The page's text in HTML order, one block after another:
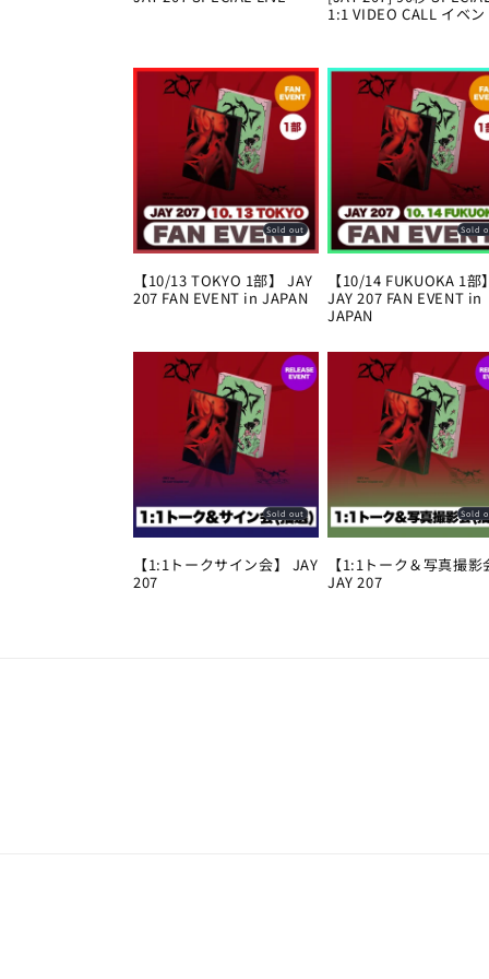
1:1 VIDEO CALL イベ
Sold out
【10/13 TOKYO 1部】 JAY
207 FAN EVENT in JAPAN
Sold
【10/14 FUKUOKA 1部
JAY 207 FAN EVENT in
JAPAN
Sold out
【1:1トークサイン会】 JAY
207
Sold
【1:1トーク＆写真撮影
JAY 207